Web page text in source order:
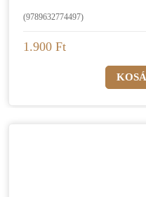
(9789632774497)
1.900 Ft